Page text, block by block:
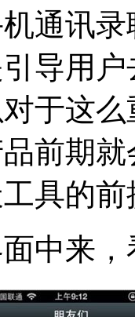
通讯
导用
于这
前期
具的
中来